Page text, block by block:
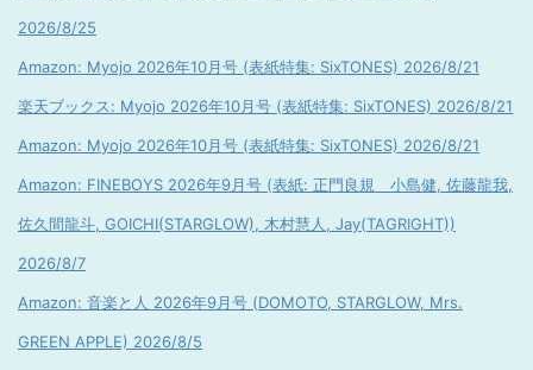
2026/8/25
Amazon: Myojo 2026年10月号 (表紙特集: SixTONES) 2026/8/21
楽天ブックス: Myojo 2026年10月号 (表紙特集: SixTONES) 2026/8/21
Amazon: Myojo 2026年10月号 (表紙特集: SixTONES) 2026/8/21
Amazon: FINEBOYS 2026年9月号 (表紙: 正門良規 小島健, 佐藤龍我,
佐久間龍斗, GOICHI(STARGLOW), 木村慧人, Jay(TAGRIGHT))
2026/8/7
Amazon: 音楽と人 2026年9月号 (DOMOTO, STARGLOW, Mrs.
GREEN APPLE) 2026/8/5